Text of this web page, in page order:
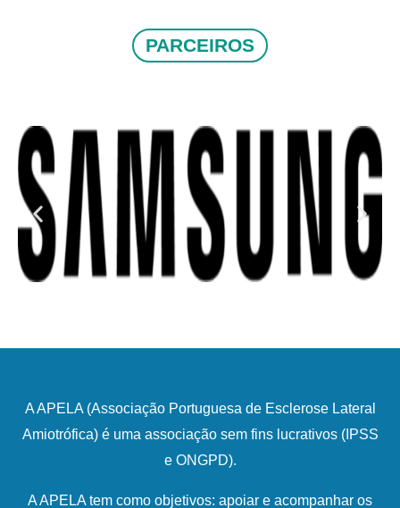
PARCEIROS
A APELA (Associação Portuguesa de Esclerose Lateral
Amiotrófica) é uma associação sem fins lucrativos (IPSS
e ONGPD).
A APELA tem como objetivos: apoiar e acompanhar os